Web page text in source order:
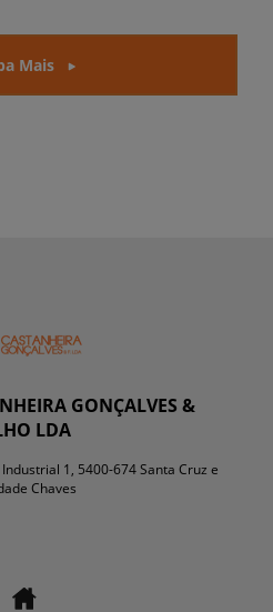
Mais
GONÇALVES &
LDA
1, 5400-674 Santa Cruz e
Chaves